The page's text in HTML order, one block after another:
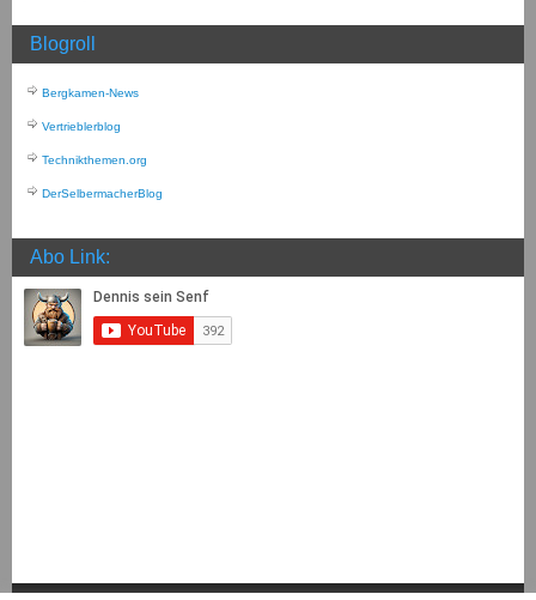
Blogroll
Bergkamen-News
Vertrieblerblog
Technikthemen.org
DerSelbermacherBlog
Abo Link: